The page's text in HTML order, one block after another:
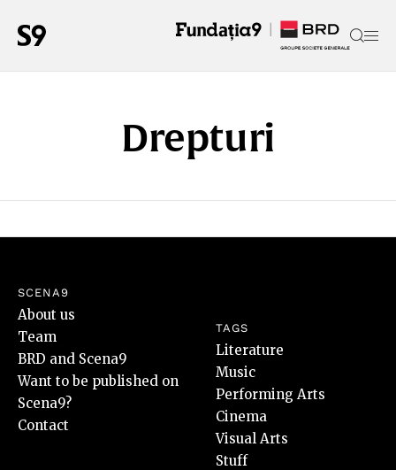
Drepturi
SCENA9
About us
Team
BRD and Scena9
Want to be published on
Scena9?
Contact
TAGS
Literature
Music
Performing Arts
Cinema
Visual Arts
Stuff